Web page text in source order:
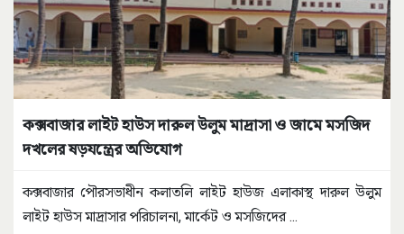
কক্সবাজার লাইট হাউস দারুল উলুম মাদ্রাসা ও জামে মসজিদ
দখলের ষড়যন্ত্রের অভিযোগ
কক্সবাজার পৌরসভাধীন কলাতলি লাইট হাউজ এলাকাস্থ দারুল উলুম
লাইট হাউস মাদ্রাসার পরিচালনা, মার্কেট ও মসজিদের ...